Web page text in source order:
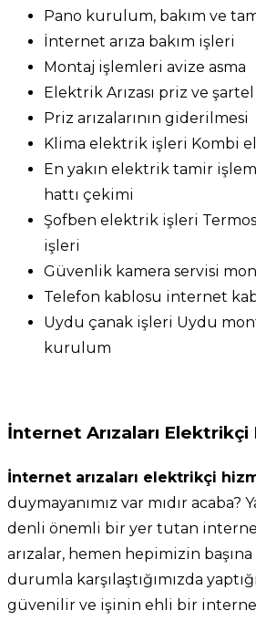
Pano kurulum, bakım ve
İnternet arıza bakım işleri
Montaj işlemleri avize asma
Elektrik Arızası priz ve şartel
Priz arızalarının giderilmesi
Klima elektrik işleri Kombi
En yakın elektrik tamir
hattı çekimi
Şofben elektrik işleri
işleri
Güvenlik kamera servisi
Telefon kablosu internet
Uydu çanak işleri Uydu
kurulum
İnternet Arızaları
İnternet arızaları elektrikçi
duymayanımız var mıdır acaba?
denli önemli bir yer tutan
arızalar, hemen hepimizin
durumla karşılaştığımızda
güvenilir ve işinin ehli bir